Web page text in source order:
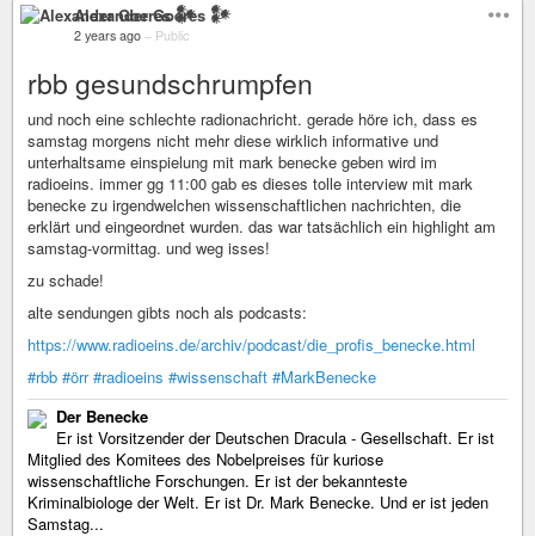
Alexander Goeres 𒀯
2 years ago – Public
rbb gesundschrumpfen
und noch eine schlechte radionachricht. gerade höre ich, dass es
samstag morgens nicht mehr diese wirklich informative und
unterhaltsame einspielung mit mark benecke geben wird im
radioeins. immer gg 11:00 gab es dieses tolle interview mit mark
benecke zu irgendwelchen wissenschaftlichen nachrichten, die
erklärt und eingeordnet wurden. das war tatsächlich ein highlight am
samstag-vormittag. und weg isses!
zu schade!
alte sendungen gibts noch als podcasts:
https://www.radioeins.de/archiv/podcast/die_profis_benecke.html
#rbb #örr #radioeins #wissenschaft #MarkBenecke
Der Benecke
Er ist Vorsitzender der Deutschen Dracula - Gesellschaft. Er ist
Mitglied des Komitees des Nobelpreises für kuriose
wissenschaftliche Forschungen. Er ist der bekannteste
Kriminalbiologe der Welt. Er ist Dr. Mark Benecke. Und er ist jeden
Samstag...